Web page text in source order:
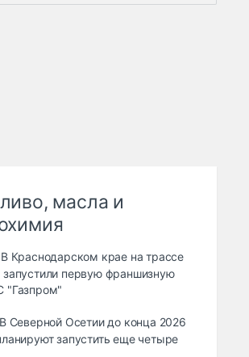
масла и
В Краснодарском крае на трассе
первую франшизную
"Газпром"
В Северной Осетии до конца 2026
запустить еще четыре